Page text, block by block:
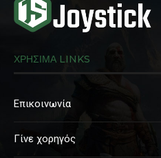
ΧΡΗΣΙΜΑ LINKS
Επικοινωνία
Γίνε χορηγός